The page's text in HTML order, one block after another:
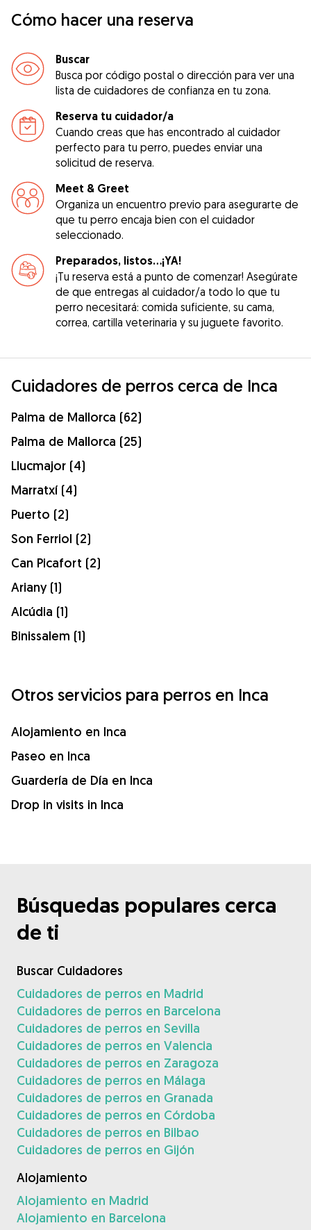
Cómo hacer una reserva
Buscar
Busca por código postal o dirección para ver una
lista de cuidadores de confianza en tu zona.
Reserva tu cuidador/a
Cuando creas que has encontrado al cuidador
perfecto para tu perro, puedes enviar una
solicitud de reserva.
Meet & Greet
Organiza un encuentro previo para asegurarte de
que tu perro encaja bien con el cuidador
seleccionado.
Preparados, listos...¡YA!
¡Tu reserva está a punto de comenzar! Asegúrate
de que entregas al cuidador/a todo lo que tu
perro necesitará: comida suficiente, su cama,
correa, cartilla veterinaria y su juguete favorito.
Cuidadores de perros cerca de Inca
Palma de Mallorca (62)
Palma de Mallorca (25)
Llucmajor (4)
Marratxí (4)
Puerto (2)
Son Ferriol (2)
Can Picafort (2)
Ariany (1)
Alcúdia (1)
Binissalem (1)
Otros servicios para perros en Inca
Alojamiento en Inca
Paseo en Inca
Guardería de Día en Inca
Drop in visits in Inca
Búsquedas populares cerca
de ti
Buscar Cuidadores
Cuidadores de perros en Madrid
Cuidadores de perros en Barcelona
Cuidadores de perros en Sevilla
Cuidadores de perros en Valencia
Cuidadores de perros en Zaragoza
Cuidadores de perros en Málaga
Cuidadores de perros en Granada
Cuidadores de perros en Córdoba
Cuidadores de perros en Bilbao
Cuidadores de perros en Gijón
Alojamiento
Alojamiento en Madrid
Alojamiento en Barcelona